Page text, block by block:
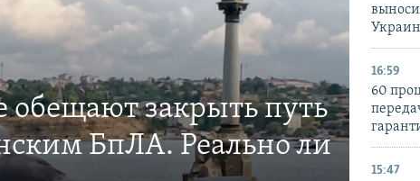
обещают закрыть путь
БпЛА. Реально ли
16:59
60
15:47